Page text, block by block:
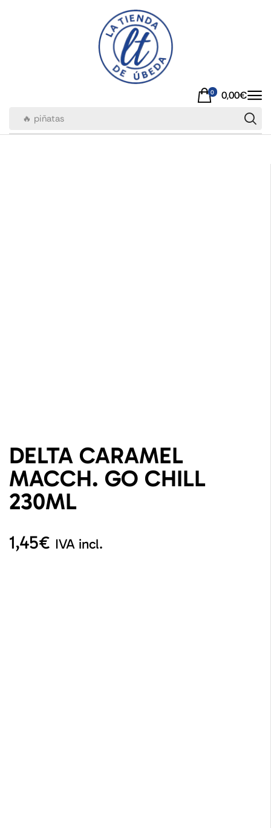
🔥 piñatas
0 0,00€
DELTA CARAMEL
MACCH. GO CHILL
230ML
1,45€ IVA incl.